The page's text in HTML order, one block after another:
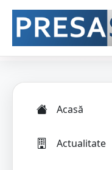
Acasă
Actualitate